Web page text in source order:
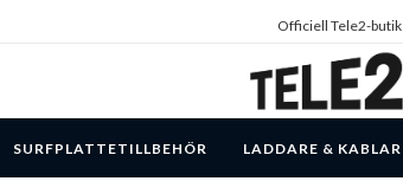
Officiell Tele2-butik
SURFPLATTETILLBEHÖR LADDARE & KABLAR